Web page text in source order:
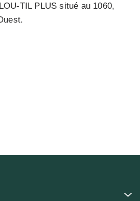
TIL PLUS situé au 1060,